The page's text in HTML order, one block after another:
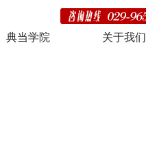
典当学院 关于我们